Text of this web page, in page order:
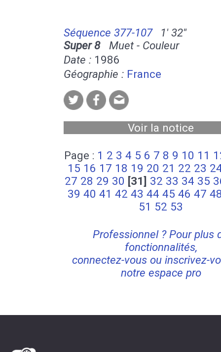
Séquence 377-107
1' 32''
Super 8Muet - Couleur
Date : 1986
Géographie : France
Voir la notice
Page : 1 2 3 4 5 6 7 8 9 10 11
15 16 17 18 19 20 21 22 23
27 28 29 30 [31] 32 33 34 35
39 40 41 42 43 44 45 46 47
51 52 53
Professionnel ? Pour plus
fonctionnalités,
connectez-vous ou inscrivez-
notre espace pro